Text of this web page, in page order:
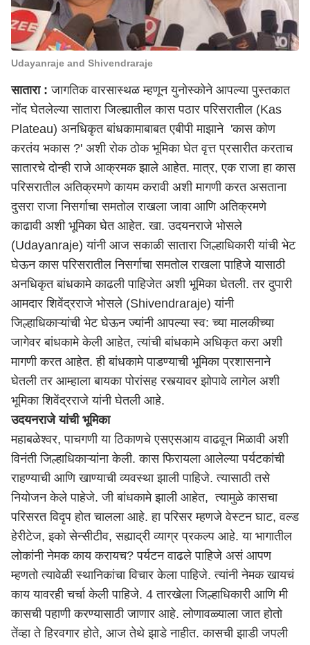
Udayanraje and Shivendraraje
सातारा : जागतिक वारसास्थळ म्हणून युनोस्कोने आपल्या पुस्तकात
नोंद घेतलेल्या सातारा जिल्ह्यातील कास पठार परिसरातील (Kas
Plateau) अनधिकृत बांधकामाबाबत एबीपी माझाने 'कास कोण
करतंय भकास ?' अशी रोक ठोक भूमिका घेत वृत्त प्रसारीत करताच
सातारचे दोन्ही राजे आक्रमक झाले आहेत. मात्र, एक राजा हा कास
परिसरातील अतिक्रमणे कायम करावी अशी मागणी करत असताना
दुसरा राजा निसर्गाचा समतोल राखला जावा आणि अतिक्रमणे
काढावी अशी भूमिका घेत आहेत. खा. उदयनराजे भोसले
(Udayanraje) यांनी आज सकाळी सातारा जिल्हाधिकारी यांची भेट
घेऊन कास परिसरातील निसर्गाचा समतोल राखला पाहिजे यासाठी
अनधिकृत बांधकामे काढली पाहिजेत अशी भूमिका घेतली. तर दुपारी
आमदार शिवेंद्रराजे भोसले (Shivendraraje) यांनी
जिल्हाधिकाऱ्यांची भेट घेऊन ज्यांनी आपल्या स्व: च्या मालकीच्या
जागेवर बांधकामे केली आहेत, त्यांची बांधकामे अधिकृत करा अशी
मागणी करत आहेत. ही बांधकामे पाडण्याची भूमिका प्रशासनाने
घेतली तर आम्हाला बायका पोरांसह रस्त्यावर झोपावे लागेल अशी
भूमिका शिवेंद्रराजे यांनी घेतली आहे.
उदयनराजे यांची भूमिका
महाबळेश्वर, पाचगणी या ठिकाणचे एसएसआय वाढवून मिळावी अशी
विनंती जिल्हाधिकाऱ्यांना केली. कास फिरायला आलेल्या पर्यटकांची
राहण्याची आणि खाण्याची व्यवस्था झाली पाहिजे. त्यासाठी तसे
नियोजन केले पाहेजे. जी बांधकामे झाली आहेत, त्यामुळे कासचा
परिसरत विदृप होत चालला आहे. हा परिसर म्हणजे वेस्टन घाट, वल्ड
हेरीटेज, इको सेन्सीटीव, सह्याद्री व्याग्र प्रकल्प आहे. या भागातील
लोकांनी नेमक काय करायच? पर्यटन वाढले पाहिजे असं आपण
म्हणतो त्यावेळी स्थानिकांचा विचार केला पाहिजे. त्यांनी नेमक खायचं
काय यावरही चर्चा केली पाहिजे. 4 तारखेला जिल्हाधिकारी आणि मी
कासची पहाणी करण्यासाठी जाणार आहे. लोणावळ्याला जात होतो
तेंव्हा ते हिरवगार होते, आज तेथे झाडे नाहीत. कासची झाडी जपली